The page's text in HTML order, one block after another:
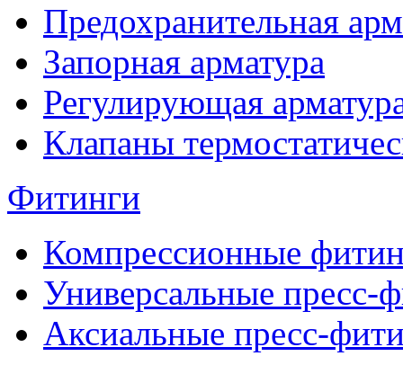
Предохранительная
Запорная арматура
Регулирующая
Клапаны
Фитинги
Компрессионные
Универсальные пресс-
Аксиальные пресс-